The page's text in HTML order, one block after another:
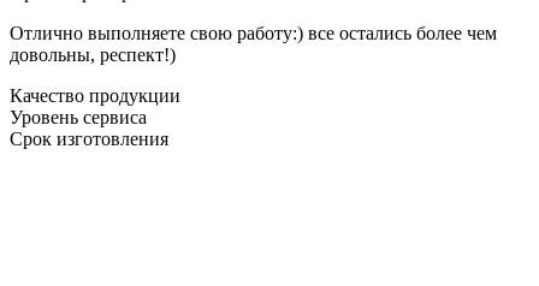
Отлично выполняете свою работу:) все остались более чем
довольны, респект!)
Качество продукции
Уровень сервиса
Срок изготовления